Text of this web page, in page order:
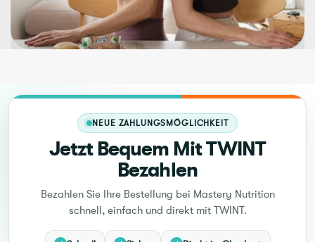
NEUE ZAHLUNGSMÖGLICHKEIT
Jetzt Bequem Mit TWINT
Bezahlen
Bezahlen Sie Ihre Bestellung bei Mastery Nutrition
schnell, einfach und direkt mit TWINT.